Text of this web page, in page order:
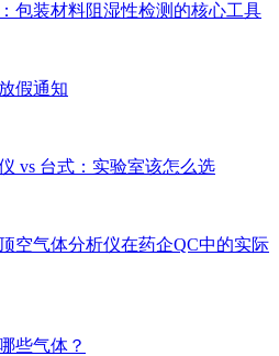
包装材料阻湿性检测的核心工具
假通知
vs 台式：实验室该怎么选
空气体分析仪在药企QC中的实际
些气体？